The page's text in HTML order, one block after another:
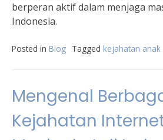
berperan aktif dalam menjaga
Indonesia.
Posted in Blog Tagged kejahatan anak
Mengenal
Kejahatan